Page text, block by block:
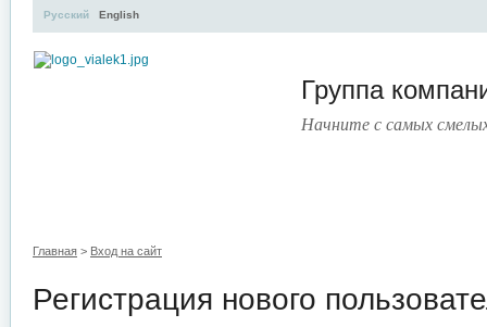
Группа
Начните с самых
Русский English
Главная > Вход на сайт
Регистрация нового